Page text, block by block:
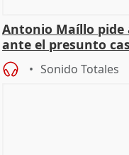
Antonio Maíllo pide
ante el presunto
Sonido Totales